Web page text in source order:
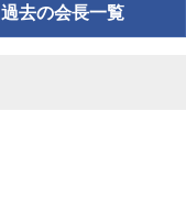
過去の会長一覧